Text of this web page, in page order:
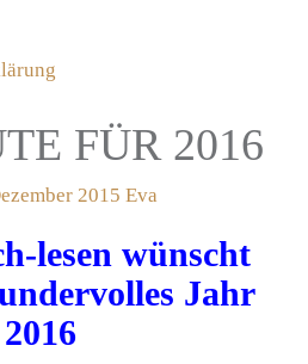
FÜR 2016
2015 Eva
lesen wünscht
Jahr
2016